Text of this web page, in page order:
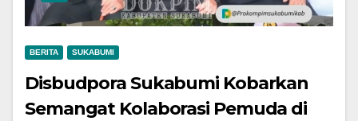
BERITA SUKABUMI
Disbudpora Sukabumi Kobarkan
Semangat Kolaborasi Pemuda di